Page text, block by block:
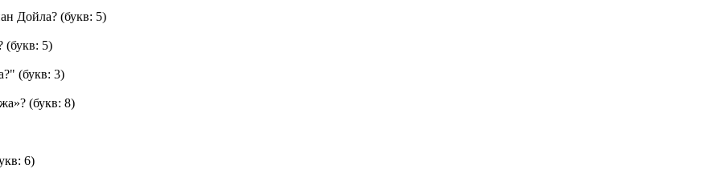
Дойла? (букв: 5)
(букв: 5)
(букв: 3)
(букв: 8)
6)